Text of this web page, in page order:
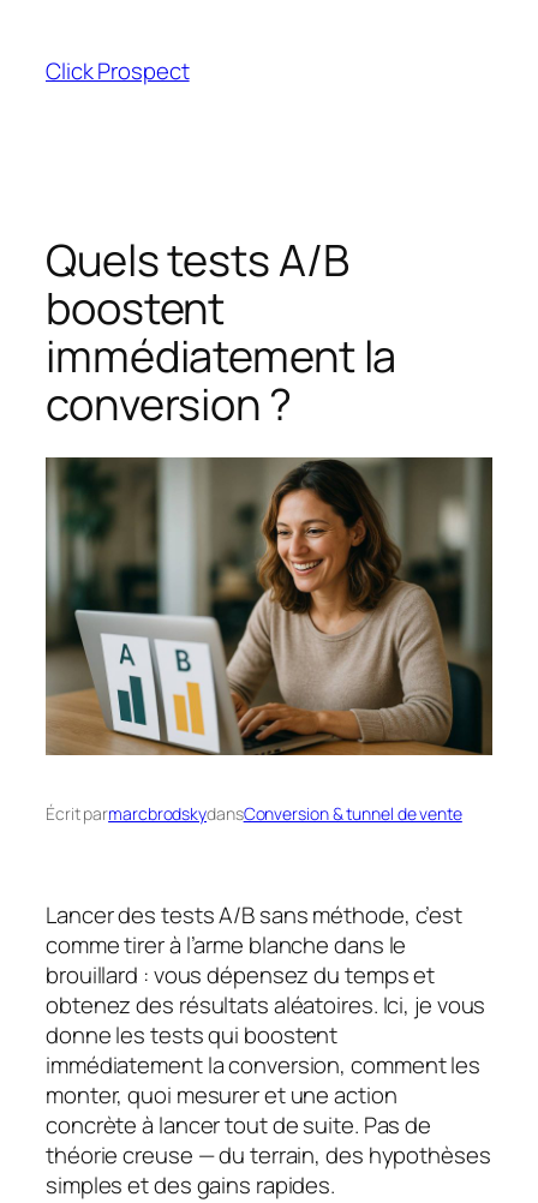
contenu
Click Prospect
Quels tests A/B
boostent
immédiatement la
conversion ?
Écrit parmarcbrodskydansConversion & tunnel de vente
Lancer destests A/Bsans méthode, c’est
comme tirer à l’arme blanche dans le
brouillard : vous dépensez du temps et
obtenez des résultats aléatoires. Ici, je vous
donne les tests qui boostent
immédiatement la conversion, comment les
monter, quoi mesurer et une action
concrète à lancer tout de suite. Pas de
théorie creuse — du terrain, des hypothèses
simples et des gains rapides.